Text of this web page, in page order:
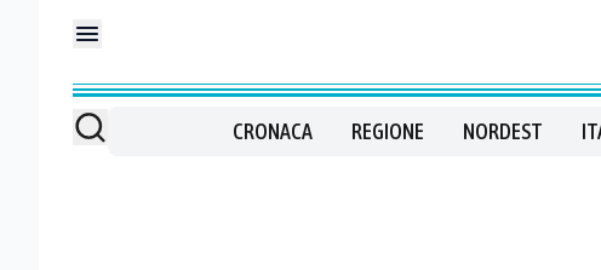
CRONACA REGIONE NORDEST